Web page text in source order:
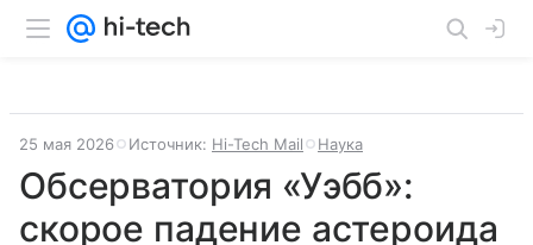
25 мая 2026 Источник: Hi-Tech Mail Наука
Обсерватория «Уэбб»:
скорое падение астероида